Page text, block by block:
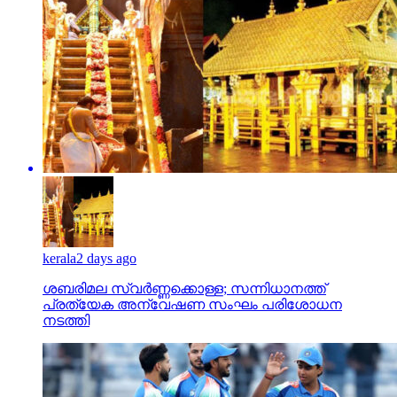
kerala2 days ago
ശബരിമല സ്വര്‍ണ്ണക്കൊള്ള; സന്നിധാനത്ത്
പ്രത്യേക അന്വേഷണ സംഘം പരിശോധന
നടത്തി